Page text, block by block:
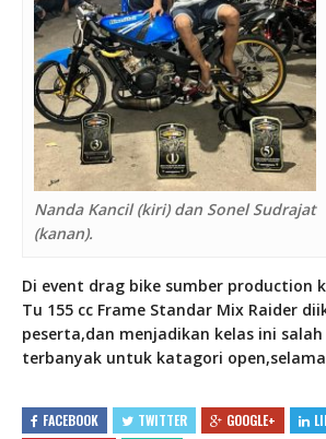
Nanda Kancil (kiri) dan Sonel Sudrajat
(kanan).
Di event drag bike sumber production
Tu 155 cc Frame Standar Mix Raider
peserta,dan menjadikan kelas ini
terbanyak untuk katagori
FACEBOOK TWITTER GOOGLE+